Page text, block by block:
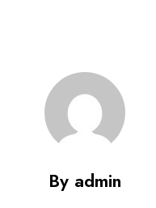
By admin